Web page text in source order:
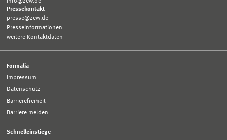
Pressekontakt
presse@zew.de
Presseinformationen
weitere Kontaktdaten
Formalia
Impressum
Datenschutz
Barrierefreiheit
Barriere melden
Schnelleinstiege